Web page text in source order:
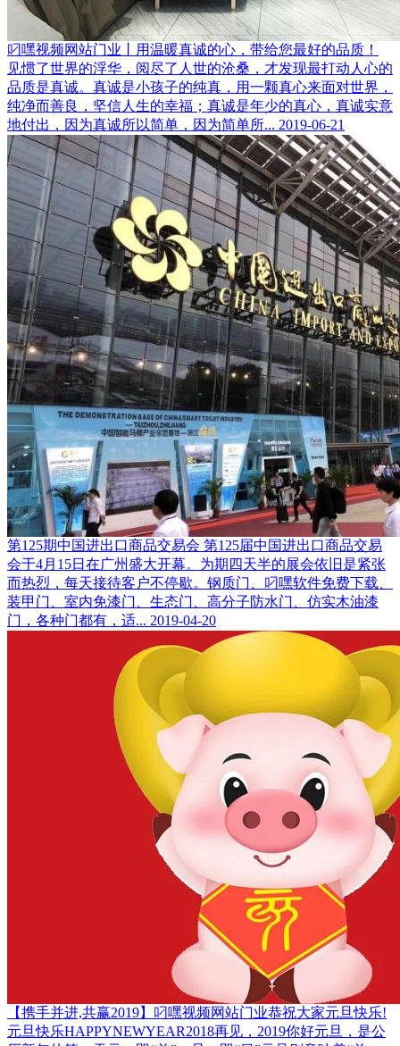
叼嘿视频网站门业丨用温暖真诚的心，带给您最好的品质！
见惯了世界的浮华，阅尽了人世的沧桑，才发现最打动人心的
品质是真诚。真诚是小孩子的纯真，用一颗真心来面对世界，
纯净而善良，坚信人生的幸福；真诚是年少的真心，真诚实意
地付出，因为真诚所以简单，因为简单所... 2019-06-21
第125期中国进出口商品交易会 第125届中国进出口商品交易
会于4月15日在广州盛大开幕。为期四天半的展会依旧是紧张
而热烈，每天接待客户不停歇。钢质门、叼嘿软件免费下载、
装甲门、室内免漆门、生态门、高分子防水门、仿实木油漆
门，各种门都有，适... 2019-04-20
【携手并进,共赢2019】叼嘿视频网站门业恭祝大家元旦快乐!
元旦快乐HAPPYNEWYEAR2018再见，2019你好元旦，是公